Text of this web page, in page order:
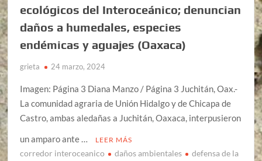
ecológicos del Interoceánico; denuncian
daños a humedales, especies
endémicas y aguajes (Oaxaca)
grieta 24 marzo, 2024
Imagen: Página 3 Diana Manzo / Página 3 Juchitán, Oax.-
La comunidad agraria de Unión Hidalgo y de Chicapa de
Castro, ambas aledañas a Juchitán, Oaxaca, interpusieron
un amparo ante …
LEER MÁS
corredor interoceanico daños ambientales
defensa de la